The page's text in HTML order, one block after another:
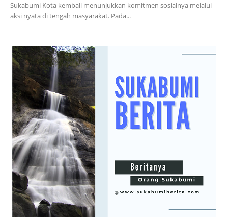
Sukabumi Kota kembali menunjukkan komitmen sosialnya melalui
aksi nyata di tengah masyarakat. Pada...